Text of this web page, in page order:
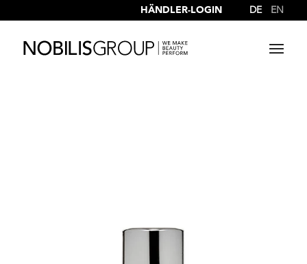
DE EN
HÄNDLER-LOGIN